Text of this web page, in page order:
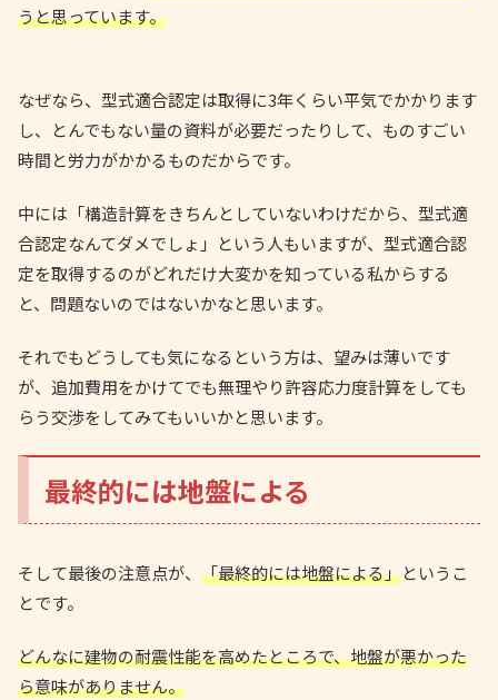
うと思っています。
なぜなら、型式適合認定は取得に3年くらい平気でかかります
し、とんでもない量の資料が必要だったりして、ものすごい
時間と労力がかかるものだからです。
中には「構造計算をきちんとしていないわけだから、型式適
合認定なんてダメでしょ」という人もいますが、型式適合認
定を取得するのがどれだけ大変かを知っている私からする
と、問題ないのではないかなと思います。
それでもどうしても気になるという方は、望みは薄いです
が、追加費用をかけてでも無理やり許容応力度計算をしても
らう交渉をしてみてもいいかと思います。
最終的には地盤による
そして最後の注意点が、 「最終的には地盤による」というこ
とです。
どんなに建物の耐震性能を高めたところで、地盤が悪かった
ら意味がありません。